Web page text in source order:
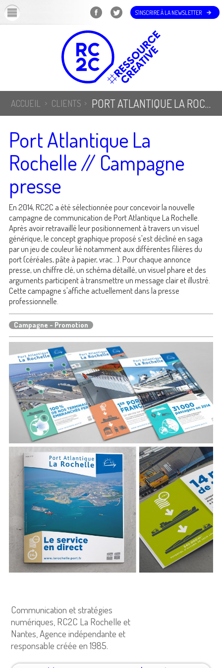
S'INSCRIRE À LA NEWSLETTER
ACCUEIL CLIENTS PORT ATLANTIQUE LA ROCHELLE // CAMPAGNE PRESSE
Port Atlantique La
Rochelle // Campagne
presse
En 2014, RC2C a été sélectionnée pour concevoir la nouvelle
campagne de communication de Port Atlantique La Rochelle.
Après avoir retravaillé leur positionnement à travers un visuel
générique, le concept graphique proposé s'est décliné en saga
par un jeu de couleur lié notamment aux différentes filières du
port (céréales, pâte à papier, vrac...). Pour chaque annonce
presse, un chiffre clé, un schéma détaillé, un visuel phare et des
arguments participent à transmettre un message clair et illustré.
Cette campagne s'affiche actuellement dans la presse
professionnelle.
Campagne - Promotion
Communication et stratégies
numériques, RC2C La Rochelle et
Nantes, Agence indépendante et
responsable créée en 1985.